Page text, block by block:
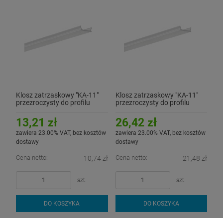
Klosz zatrzaskowy "KA-11"
przezroczysty do profilu
13,21 zł
zawiera 23.00% VAT, bez kosztów
dostawy
Cena netto: 10,74 zł
szt.
DO KOSZYKA
Klosz zatrzaskowy "KA-11"
przezroczysty do profilu
26,42 zł
zawiera 23.00% VAT, bez kosztów
dostawy
Cena netto: 21,48 zł
szt.
DO KOSZYKA